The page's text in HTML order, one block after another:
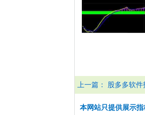
上一篇： 股多多软
本网站只提供展示